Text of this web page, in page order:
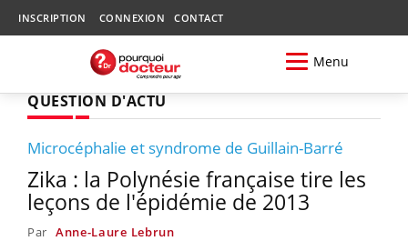
INSCRIPTION CONNEXION CONTACT
Menu
QUESTION D'ACTU
Microcéphalie et syndrome de Guillain-Barré
Zika : la Polynésie française tire les
leçons de l'épidémie de 2013
Par Anne-Laure Lebrun